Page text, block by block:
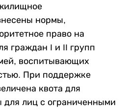
нормы,
право на
граждан I и II групп
воспитывающих
При поддержке
квота для
для лиц с ограниченными